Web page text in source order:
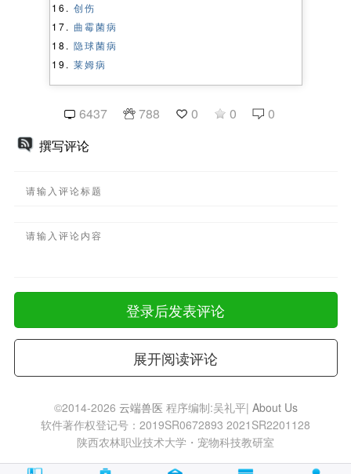
创伤
曲霉菌病
隐球菌病
莱姆病
6437 788 0 0
0
撰写评论
登录后发表评论
展开阅读评论
©2014-2026 云端兽医 程序编制:吴礼平| About Us
软件著作权登记号：2019SR0672893 2021SR2201128
陕西农林职业技术大学・宠物科技教研室